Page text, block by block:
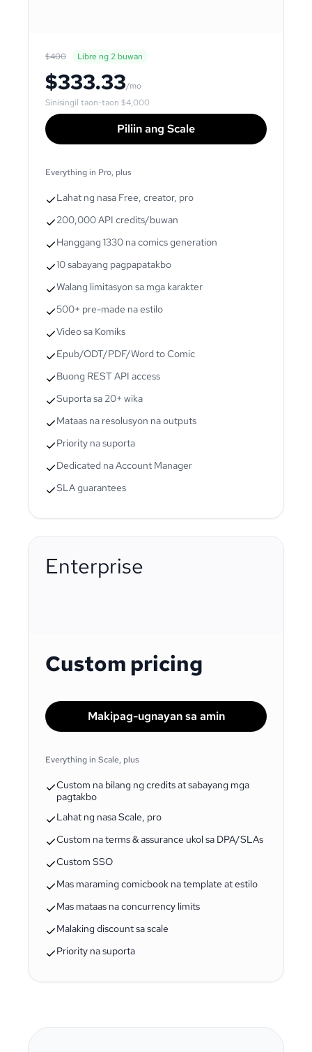
$400 Libre ng 2 buwan
$333.33/mo
Sinisingil taon-taon $4,000
Piliin ang Scale
Everything in Pro, plus
Lahat ng nasa Free, creator, pro
200,000 API credits/buwan
Hanggang 1330 na comics generation
10 sabayang pagpapatakbo
Walang limitasyon sa mga karakter
500+ pre-made na estilo
Video sa Komiks
Epub/ODT/PDF/Word to Comic
Buong REST API access
Suporta sa 20+ wika
Mataas na resolusyon na outputs
Priority na suporta
Dedicated na Account Manager
SLA guarantees
Enterprise
Custom pricing
Makipag-ugnayan sa amin
Everything in Scale, plus
Custom na bilang ng credits at sabayang mga
pagtakbo
Lahat ng nasa Scale, pro
Custom na terms & assurance ukol sa DPA/SLAs
Custom SSO
Mas maraming comicbook na template at estilo
Mas mataas na concurrency limits
Malaking discount sa scale
Priority na suporta